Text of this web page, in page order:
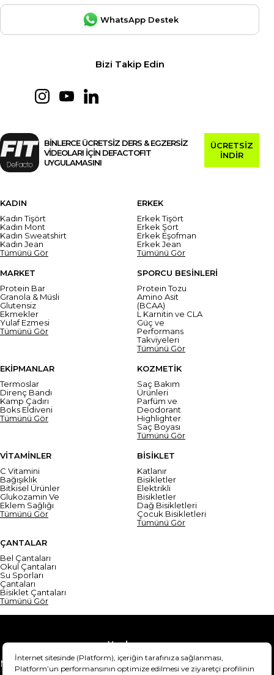
WhatsApp Destek
Bizi Takip Edin
BİNLERCE ÜCRETSİZ DERS & EGZERSİZ
VİDEOLARI İÇİN DEFACTOFIT
UYGULAMASINI
ÜCRETSİZ
İNDİR
KADIN
Kadın Tişört
Kadın Mont
Kadın Sweatshirt
Kadın Jean
Tümünü Gör
ERKEK
Erkek Tişört
Erkek Şort
Erkek Eşofman
Erkek Jean
Tümünü Gör
MARKET
Protein Bar
Granola & Müsli
Glutensiz
Ekmekler
Yulaf Ezmesi
Tümünü Gör
SPORCU BESİNLERİ
Protein Tozu
Amino Asit
(BCAA)
L Karnitin ve CLA
Güç ve
Performans
Takviyeleri
Tümünü Gör
EKİPMANLAR
Termoslar
Direnç Bandı
Kamp Çadırı
Boks Eldiveni
Tümünü Gör
KOZMETİK
Saç Bakım
Ürünleri
Parfüm ve
Deodorant
Highlighter
Saç Boyası
Tümünü Gör
VİTAMİNLER
C Vitamini
Bağışıklık
Bitkisel Ürünler
Glukozamin Ve
Eklem Sağlığı
Tümünü Gör
BİSİKLET
Katlanır
Bisikletler
Elektrikli
Bisikletler
Dağ Bisikletleri
Çocuk Bisikletleri
Tümünü Gör
ÇANTALAR
Bel Çantaları
Okul Çantaları
Su Sporları
Çantaları
Bisiklet Çantaları
Tümünü Gör
Yardım
Mesafeli Satış Sözleşmesi
Teslimat Bilgisi